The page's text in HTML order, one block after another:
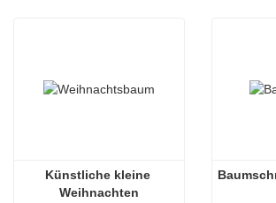
Künstliche kleine
Weihnachten